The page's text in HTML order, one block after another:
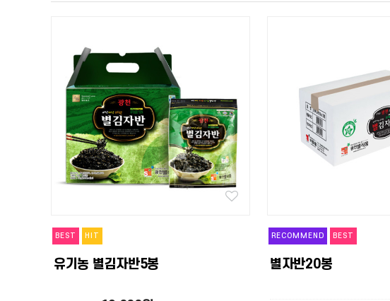
BEST HIT
유기농 별김자반5봉
RECOMMEND BEST
별자반20봉